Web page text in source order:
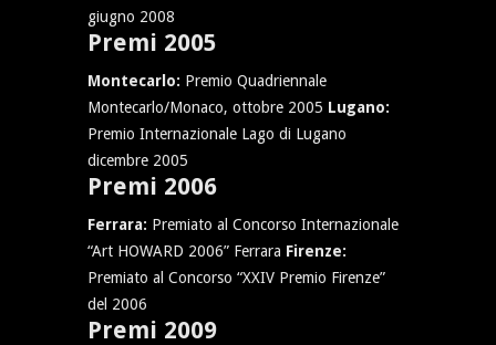
giugno 2008
Premi 2005
Montecarlo: Premio Quadriennale
Montecarlo/Monaco, ottobre 2005 Lugano:
Premio Internazionale Lago di Lugano
dicembre 2005
Premi 2006
Ferrara: Premiato al Concorso Internazionale
“Art HOWARD 2006” Ferrara Firenze:
Premiato al Concorso “XXIV Premio Firenze”
del 2006
Premi 2009